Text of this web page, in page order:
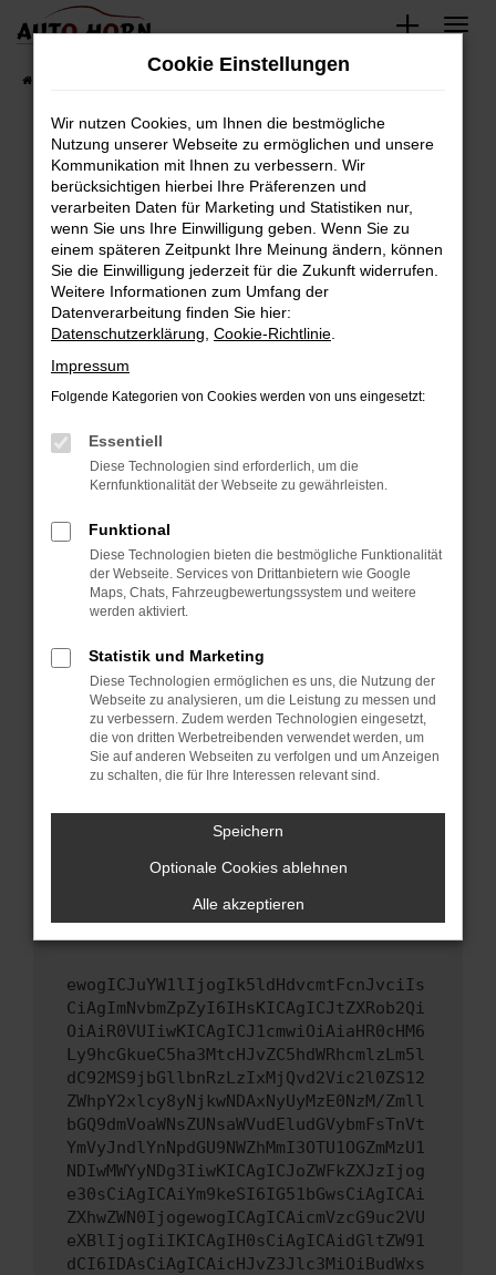
Zum
springen
Fahrzeugbestand
Fehler: Network Error
Beim Laden ist ein Fehler aufgetreten.
Hier sind ein paar Tipps, die dir helfen können:
Überprüfe deine Firewall und deine
Internetverbindung.
Laden andere Webseiten, zum Beispiel deine
Suchmaschine?
Prüfe deine Browsererweiterungen.
können das Laden bestimmter Seiten
verhindern. Funktioniert die Seite in einem
anderen Browser oder in einem privaten
Starte dein Gerät neu.
Das kann manchmal helfen, vorübergehende
Probleme zu beheben.
Betriebssystem auf dem neuesten Stand
sind.
Veraltete Software birgt nicht nur ein
Sicherheitsrisiko, sondern kann auch dazu
führen, dass bestimmte Funktionen nicht mehr
unterstützt werden.
Wende dich an den Webseitenbetreiber.
Wenn du alle oben genannten Schritte versucht
hast, kontaktiere uns bitte. Wir werden
versuchen, das Problem zu beheben. Du kannst
uns diesen Text schicken, um uns bei der
ewogICJuYW1lIjogIk5ldHdvcmtFcnJvciIs
CiAgImNvbmZpZyI6IHsKICAgICJtZXRob2Qi
OiAiR0VUIiwKICAgICJ1cmwiOiAiaHR0cHM6
Ly9hcGkueC5ha3MtcHJvZC5hdWRhcmlzLm5l
dC92MS9jbGllbnRzLzIxMjQvd2Vic2l0ZS12
ZWhpY2xlcy8yNjkwNDAxNyUyMzE0NzM/Zmll
bGQ9dmVoaWNsZUNsaWVudEludGVybmFsTnVt
YmVyJndlYnNpdGU9NWZhMmI3OTU1OGZmMzU1
NDIwMWYyNDg3IiwKICAgICJoZWFkZXJzIjog
e30sCiAgICAiYm9keSI6IG51bGwsCiAgICAi
ZXhwZWN0IjogewogICAgICAicmVzcG9uc2VU
eXBlIjogIiIKICAgIH0sCiAgICAidGltZW91
dCI6IDAsCiAgICAicHJvZ3Jlc3MiOiBudWxs
Cookie Einstellungen
Wir nutzen Cookies, um Ihnen die bestmögliche
Nutzung unserer Webseite zu ermöglichen und unsere
Kommunikation mit Ihnen zu verbessern. Wir
berücksichtigen hierbei Ihre Präferenzen und
verarbeiten Daten für Marketing und Statistiken nur,
wenn Sie uns Ihre Einwilligung geben. Wenn Sie zu
einem späteren Zeitpunkt Ihre Meinung ändern, können
Sie die Einwilligung jederzeit für die Zukunft widerrufen.
Weitere Informationen zum Umfang der
Datenverarbeitung finden Sie hier:
Datenschutzerklärung Cookie-Richtlinie
Impressum
Folgende Kategorien von Cookies werden von uns eingesetzt:
Essentiell
Diese Technologien sind erforderlich, um die
Kernfunktionalität der Webseite zu gewährleisten.
Funktional
Diese Technologien bieten die bestmögliche Funktionalität
der Webseite. Services von Drittanbietern wie Google
Maps, Chats, Fahrzeugbewertungssystem und weitere
werden aktiviert.
Statistik und Marketing
Diese Technologien ermöglichen es uns, die Nutzung der
Webseite zu analysieren, um die Leistung zu messen und
zu verbessern. Zudem werden Technologien eingesetzt,
die von dritten Werbetreibenden verwendet werden, um
Sie auf anderen Webseiten zu verfolgen und um Anzeigen
zu schalten, die für Ihre Interessen relevant sind.
Speichern
Optionale Cookies ablehnen
Alle akzeptieren